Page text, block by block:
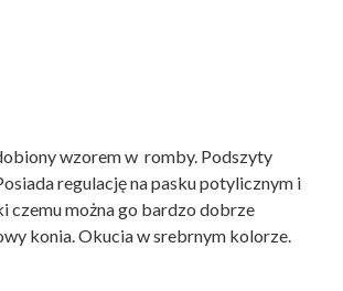
wzorem w romby. Podszyty
regulację na pasku potylicznym i
czemu można go bardzo dobrze
konia. Okucia w srebrnym kolorze.